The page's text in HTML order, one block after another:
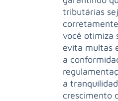
tributárias
você otimiza
evita multas
a
a
crescimento